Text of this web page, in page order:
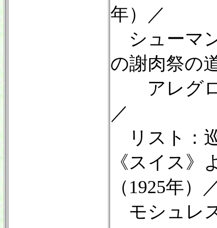
年）／
シューマ
の謝肉祭の
アレグロ
／
リスト：
《スイス》
（1925年）
モシュレ